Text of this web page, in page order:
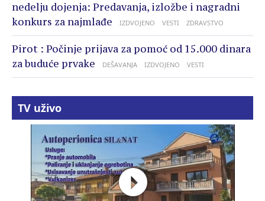
nedelju dojenja: Predavanja, izložbe i nagradni
konkurs za najmlađe
IZDVOJENO VESTI ZDRAVSTVO
Pirot : Počinje prijava za pomoć od 15.000 dinara
za buduće prvake
DEŠAVANJA IZDVOJENO VESTI
TV uživo